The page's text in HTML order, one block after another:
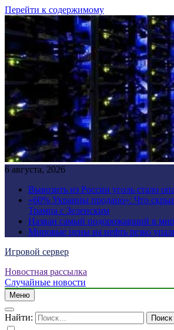
Перейти к содержимому
6 августа, 2026
Вывозить из России уголь стало
«60% Украины продано»: Что
Трампа с Зеленским
Назван самый подорожавший в
Мировые цены на нефть резко
Игровой сервер
Новостная рассылка
Случайные новости
Меню
Найти: